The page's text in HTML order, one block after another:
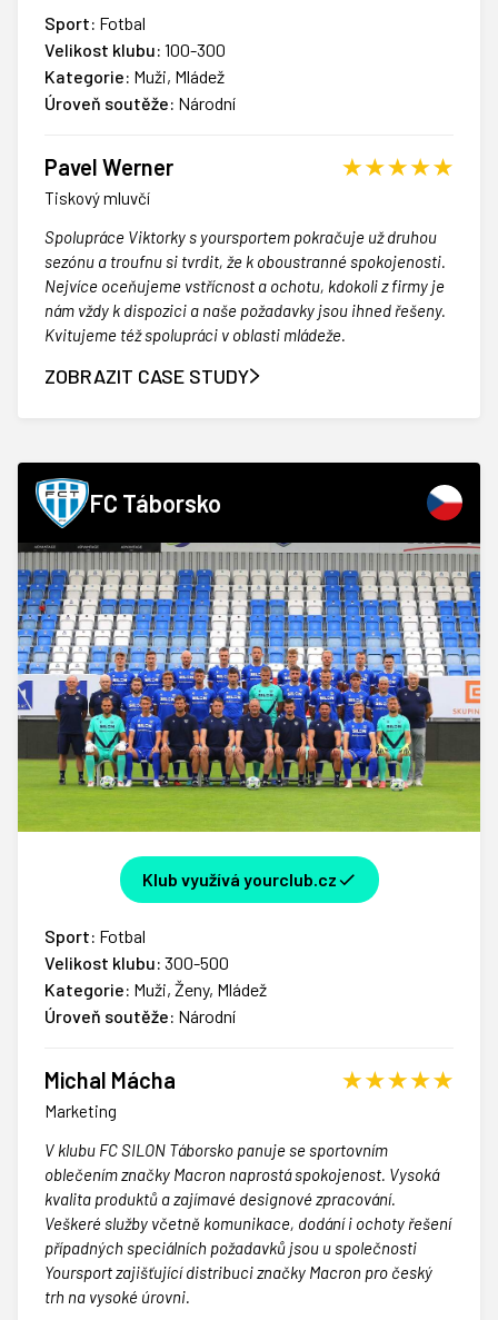
Sport: Fotbal
Velikost klubu: 100-300
Kategorie: Muži, Mládež
Úroveň soutěže: Národní
Pavel Werner
Tiskový mluvčí
Spolupráce Viktorky s yoursportem pokračuje už druhou
sezónu a troufnu si tvrdit, že k oboustranné spokojenosti.
Nejvíce oceňujeme vstřícnost a ochotu, kdokoli z firmy je
nám vždy k dispozici a naše požadavky jsou ihned řešeny.
Kvitujeme též spolupráci v oblasti mládeže.
ZOBRAZIT CASE STUDY
FC Táborsko
Klub využívá yourclub.cz
Sport: Fotbal
Velikost klubu: 300-500
Kategorie: Muži, Ženy, Mládež
Úroveň soutěže: Národní
Michal Mácha
Marketing
V klubu FC SILON Táborsko panuje se sportovním
oblečením značky Macron naprostá spokojenost. Vysoká
kvalita produktů a zajímavé designové zpracování.
Veškeré služby včetně komunikace, dodání i ochoty řešení
případných speciálních požadavků jsou u společnosti
Yoursport zajišťující distribuci značky Macron pro český
trh na vysoké úrovni.